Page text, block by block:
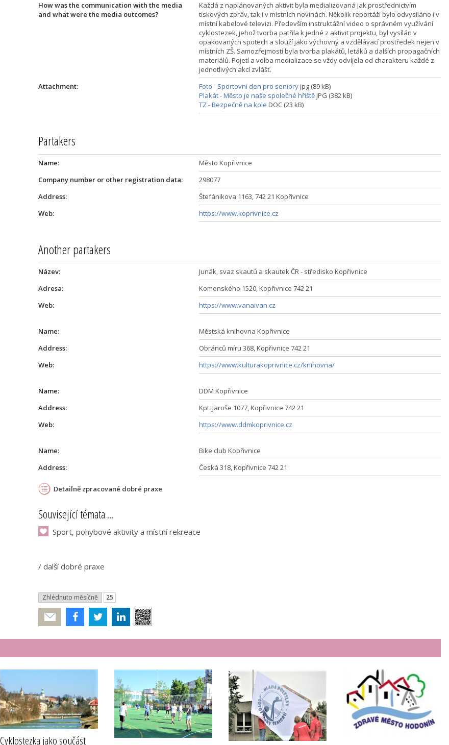
How was the communication with the media
and what were the media outcomes?
Každá z naplánovaných aktivit byla medializovaná jak prostřednictvím
tiskových zpráv, tak i v místních novinách. Několik reportáží bylo odvysíláno i v
místní kabelové televizi. Především instruktážní video o správném využívání
cyklostezek, jehož tvorba patřila k jedné z aktivit projektu, byl vysílán v
opakovaných spotech a slouží jako výchovný a vzdělávací prostředek nejen v
místních ZŠ. Samozřejmostí byla tvorba plakátů, letáků a dalších propagačních
materiálů. Pojetí a volba medializace se vždy odvíjela od charakteru každé z
jednotlivých akcí zvlášť.
Attachment:
Foto - Sportovní den pro senioryjpg (89 kB)
Plakát - Město je naše společné hřištěJPG (382 kB)
TZ - Bezpečně na kole DOC (23 kB)
Partakers
Name:
Město Kopřivnice
Company number or other registration data:
298077
Address:
Štefánikova 1163, 742 21 Kopřivnice
Web:
https://www.koprivnice.cz
Another partakers
Název:
Junák, svaz skautů a skautek ČR - středisko Kopřivnice
Adresa:
Komenského 1520, Kopřivnice 742 21
Web:
https://www.vanaivan.cz
Name:
Městská knihovna Kopřivnice
Address:
Obránců míru 368, Kopřivnice 742 21
Web:
https://www.kulturakoprivnice.cz/knihovna/
Name:
DDM Kopřivnice
Address:
Kpt. Jaroše 1077, Kopřivnice 742 21
Web:
https://www.ddmkoprivnice.cz
Name:
Bike club Kopřivnice
Address:
Česká 318, Kopřivnice 742 21
Detailně zpracované dobré praxe
Související témata ...
Sport, pohybové aktivity a místní rekreace
/ další dobré praxe
Zhlédnuto měsíčně 25
Poslat
Cyklostezka jako součást